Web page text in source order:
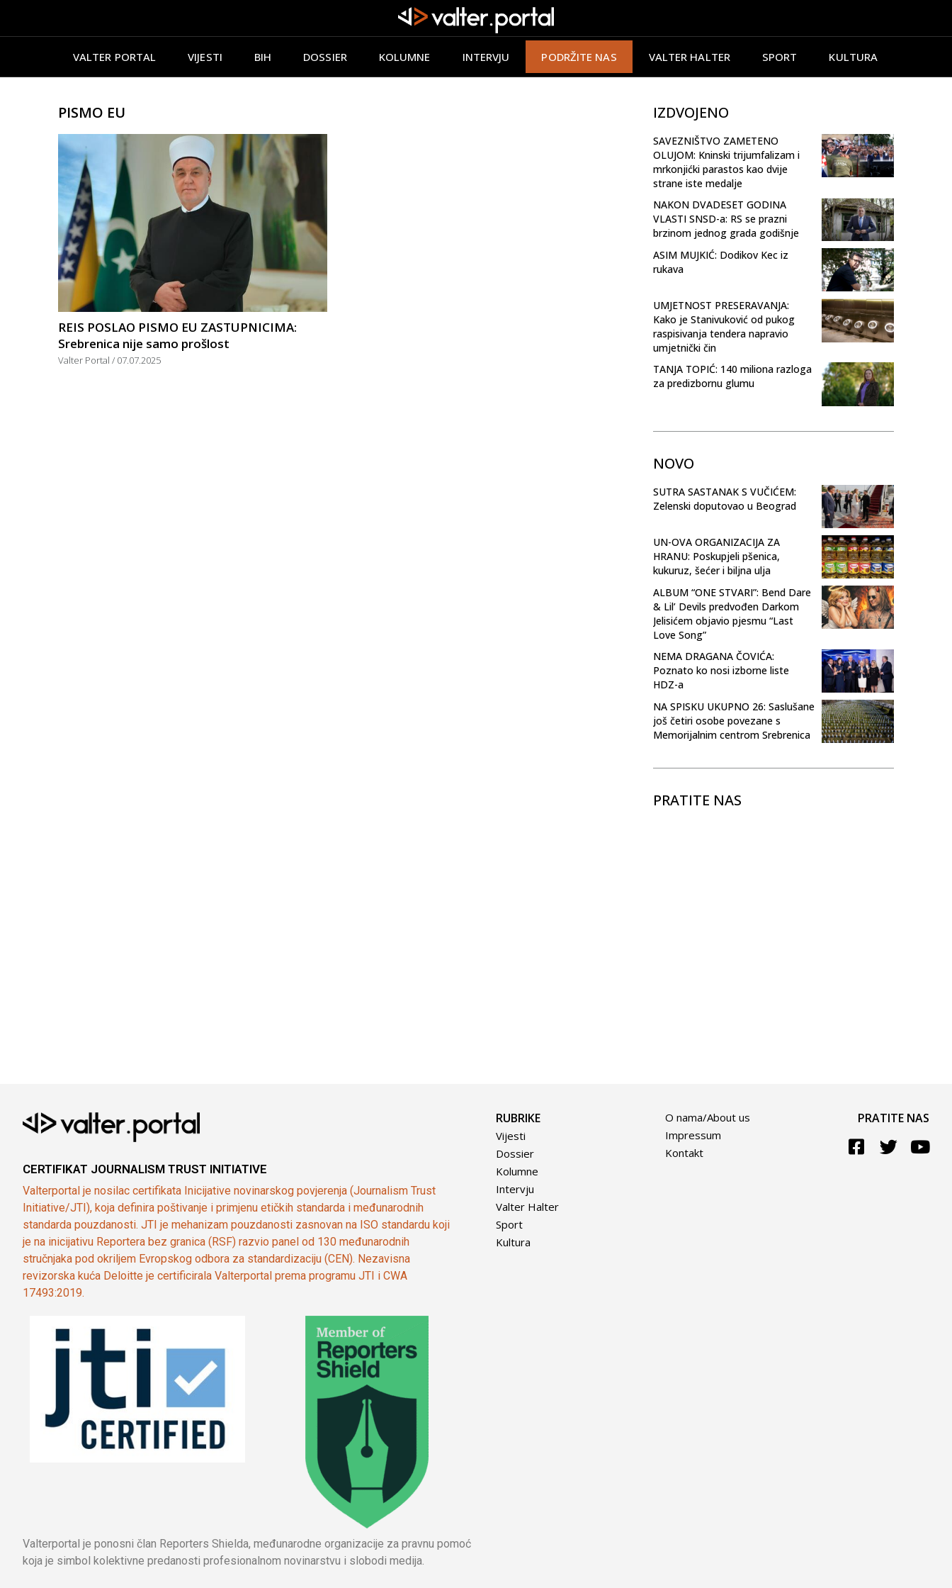
VALTER PORTAL VIJESTI BIH DOSSIER KOLUMNE INTERVJU PODRŽITE NAS VALTER HALTER SPORT KULTURA
PISMO EU
REIS POSLAO PISMO EU ZASTUPNICIMA:
Srebrenica nije samo prošlost
Valter Portal 07.07.2025
IZDVOJENO
SAVEZNIŠTVO ZAMETENO
OLUJOM: Kninski trijumfalizam i
mrkonjićki parastos kao dvije
strane iste medalje
NAKON DVADESET GODINA
VLASTI SNSD-a: RS se prazni
brzinom jednog grada godišnje
ASIM MUJKIĆ: Dodikov Kec iz
rukava
UMJETNOST PRESERAVANJA:
Kako je Stanivuković od pukog
raspisivanja tendera napravio
umjetnički čin
TANJA TOPIĆ: 140 miliona razloga
za predizbornu glumu
NOVO
SUTRA SASTANAK S VUČIĆEM:
Zelenski doputovao u Beograd
UN-OVA ORGANIZACIJA ZA
HRANU: Poskupjeli pšenica,
kukuruz, šećer i biljna ulja
ALBUM “ONE STVARI”: Bend Dare
& Lil’ Devils predvođen Darkom
Jelisićem objavio pjesmu “Last
Love Song”
NEMA DRAGANA ČOVIĆA:
Poznato ko nosi izborne liste
HDZ-a
NA SPISKU UKUPNO 26: Saslušane
još četiri osobe povezane s
Memorijalnim centrom Srebrenica
PRATITE NAS
CERTIFIKAT JOURNALISM TRUST INITIATIVE
Valterportal je nosilac certifikata Inicijative novinarskog povjerenja (Journalism Trust
Initiative/JTI), koja definira poštivanje i primjenu etičkih standarda i međunarodnih
standarda pouzdanosti. JTI je mehanizam pouzdanosti zasnovan na ISO standardu koji
je na inicijativu Reportera bez granica (RSF) razvio panel od 130 međunarodnih
stručnjaka pod okriljem Evropskog odbora za standardizaciju (CEN). Nezavisna
revizorska kuća Deloitte je certificirala Valterportal prema programu JTI i CWA
17493:2019.
Valterportal je ponosni član Reporters Shielda, međunarodne organizacije za pravnu pomoć
koja je simbol kolektivne predanosti profesionalnom novinarstvu i slobodi medija.
RUBRIKE
Vijesti
Dossier
Kolumne
Intervju
Valter Halter
Sport
Kultura
O nama/About us
Impressum
Kontakt
PRATITE NAS